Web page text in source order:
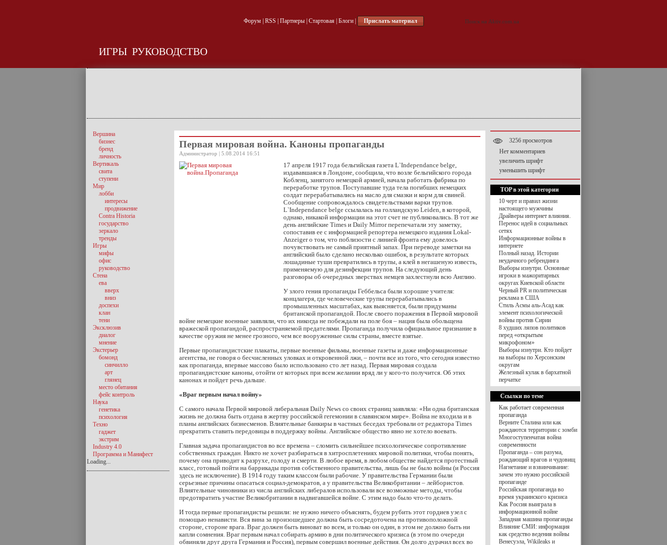
Форум| RSS Партнеры| Стартовая| Блоги| Прислать материал
ИГРЫ РУКОВОДСТВО
Первая мировая война. Каноны пропаганды
Администратор | 5.08.2014 16:51
17 апреля 1917 года бельгийская газета L`Independance belge,
издававшаяся в Лондоне, сообщила, что возле бельгийского города
Кобленц, занятого немецкой армией, начала работать фабрика по
переработке трупов. Поступавшие туда тела погибших немецких
солдат перерабатывались на масло для смазки и корм для свиней.
Сообщение сопровождалось свидетельствами варки трупов.
L`Independance belge ссылалась на голландскую Leiden, в которой,
однако, никакой информации на этот счет не публиковались. В тот же
день английские Times и Daily Mirror перепечатали эту заметку,
сопоставив ее с информацией репортера немецкого издания Lokal-
Anzeiger о том, что поблизости с линией фронта ему довелось
почувствовать не самый приятный запах. При переводе заметки на
английский было сделано несколько ошибок, в результате которых
лошадиные туши превратились в трупы, а клей в негашеную известь,
применяемую для дезинфекции трупов. На следующий день
разговоры об очередных зверствах немцев захлестнули всю Англию.
У злого гения пропаганды Геббельса были хорошие учителя:
концлагеря, где человеческие трупы перерабатывались в
промышленных масштабах, как выясняется, были придуманы
британской пропагандой. После своего поражения в Первой мировой
войне немецкие военные заявляли, что их никогда не побеждали на поле боя – нация была обольщена
вражеской пропагандой, распространяемой предателями. Пропаганда получила официальное признание в
качестве оружия не менее грозного, чем все вооруженные силы страны, вместе взятые.
Первые пропагандистские плакаты, первые военные фильмы, военные газеты и даже информационные
агентства, не говоря о бесчисленных уловках и откровенной лжи, – почти все из того, что сегодня известно
как пропаганда, впервые массово было использовано сто лет назад. Первая мировая создала
пропагандистские каноны, отойти от которых при всем желании вряд ли у кого-то получится. Об этих
канонах и пойдет речь дальше.
«Враг первым начал войну»
С самого начала Первой мировой либеральная Daily News со своих страниц заявляла: «Ни одна британская
жизнь не должна быть отдана в жертву российской гегемонии в славянском мире». Война не входила и в
планы английских бизнесменов. Влиятельные банкиры в частных беседах требовали от редактора Times
прекратить ставить передовицы в поддержку войны. Английское общество явно не хотело воевать.
Главная задача пропагандистов во все времена – сломить сильнейшее психологическое сопротивление
собственных граждан. Никто не хочет разбираться в хитросплетениях мировой политики, чтобы понять,
почему она приводит к разрухе, голоду и смерти. В любое время, в любом обществе найдется протестный
класс, готовый пойти на баррикады против собственного правительства, лишь бы не было войны (и Россия
здесь не исключение). В 1914 году таким классом были рабочие. У правительства Германии были
серьезные причины опасаться социал-демократов, а у правительства Великобритании – лейбористов.
Влиятельные чиновники из числа английских либералов использовали все возможные методы, чтобы
предотвратить участие Великобритании в надвигавшейся войне. С этим надо было что-то делать.
И тогда первые пропагандисты решили: не нужно ничего объяснять, будем рубить этот гордиев узел с
помощью ненависти. Вся вина за произошедшее должна быть сосредоточена на противоположной
стороне, стороне врага. Враг должен быть виноват во всем, и только он один, в этом не должно быть ни
капли сомнения. Враг первым начал собирать армию в дни политического кризиса (в этом по очереди
обвиняли друг друга Германия и Россия), первым совершил военные действия. Он долго дурачил всех во
Вершина
бизнес
бренд
личность
Вертикаль
свита
ступени
Мир
лобби
интересы
продвижение
Contra Historia
государство
зеркало
тренды
Игры
мифы
офис
руководство
Стена
ева
вверх
вниз
доспехи
клан
тени
Эксклюзив
диалог
мнение
Экстерьер
бомонд
синчилло
арт
глянец
место обитания
фейс контроль
Наука
генетика
психология
Техно
гаджет
экстрим
Industry 4.0
Программа и Манифест
Loading...
3256 просмотров
Нет комментариев
увеличить шрифт
уменьшить шрифт
TOP в этой категории
10 черт и правил жизни
настоящего мужчины
Драйверы интернет влияния.
Перенос идей в социальных
сетях
Информационные войны в
интернете
Полный назад. Истории
неудачного ребрендинга
Выборы изнутри. Основные
игроки в мажоритарных
округах Киевской области
Черный PR и политическая
реклама в США
Стиль Асмы аль-Асад как
элемент психологической
войны против Сирии
8 худших ляпов политиков
перед «открытым
микрофоном»
Выборы изнутри. Кто пойдет
на выборы по Херсонским
округам
Железный кулак в бархатной
перчатке
Ссылки по теме
Как работает современная
пропаганда
Верните Сталина или как
рождаются территории с зомби
Многоступенчатая война
современности
Пропаганда – сон разума,
рождающий врагов и чудовищ
Нагнетание и взвинчивание:
зачем это нужно российской
пропаганде
Российская пропаганда во
время украинского кризиса
Как Россия выиграла в
информационной войне
Западная машина пропаганды
Влияние СМИ: информация
как средство ведения войны
Венесуэла, Wikileaks и